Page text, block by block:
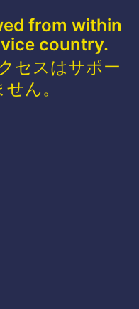
from within
country.
セスはサポー
ん。